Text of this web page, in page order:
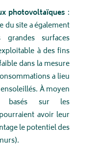
photovoltaïques :
du site a également
surfaces
à des fins
dans la mesure
a lieu
À moyen
basés sur les
avoir leur
le potentiel des